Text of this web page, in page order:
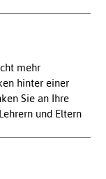
mehr
hinter einer
Sie an Ihre
und Eltern